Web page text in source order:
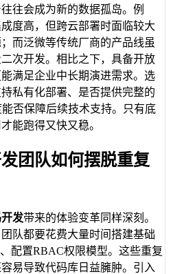
往会成为新的数据孤岛。例
度高，但跨云部署时面临较大
而泛微等传统厂商的产品线虽
次开发。相比之下，具备开放
满足企业中长期演进需求。选
私有化部署、是否提供完整的
否保障后续技术支持。只有底
能跑得又快又稳。
团队如何摆脱重复
发带来的体验变革同样深刻。
队都要花费大量时间搭建基础
配置RBAC权限模型。这些重复
易导致代码库日益臃肿。引入